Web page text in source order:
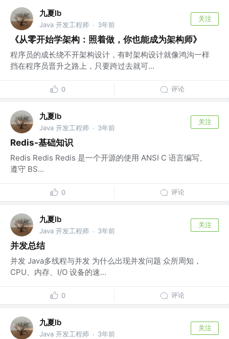
九夏lb
Java 开发工程师 · 3年前
关注
《从零开始学架构：照着做，你也能成为架构师》
程序员的成长绕不开架构设计，有时架构设计就像鸿沟一样
挡在程序员晋升之路上，只要跨过去就可...
0 评论
九夏lb
Java 开发工程师 · 3年前
关注
Redis-基础知识
Redis Redis Redis 是一个开源的使用 ANSI C 语言编写、
遵守 BS...
0 评论
九夏lb
Java 开发工程师 · 3年前
关注
并发总结
并发 Java多线程与并发 为什么出现并发问题 众所周知，
CPU、内存、I/O 设备的速...
0 评论
九夏lb
Java 开发工程师 · 3年前
关注